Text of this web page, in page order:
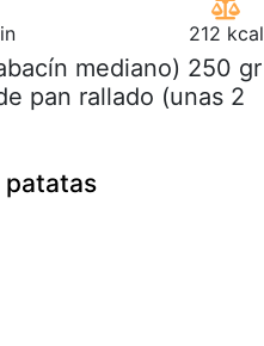
212 kcal
mediano) 250 gr
pan rallado (unas 2
patatas